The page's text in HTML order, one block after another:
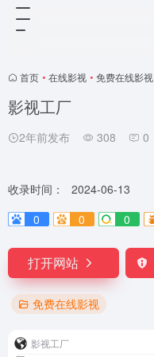
首页 • 在线影视 • 免费在线影视
影视工厂
2年前发布 308 0
收录时间：
2024-06-13
0
0 0
打开网站
免费在线影视
影视工厂